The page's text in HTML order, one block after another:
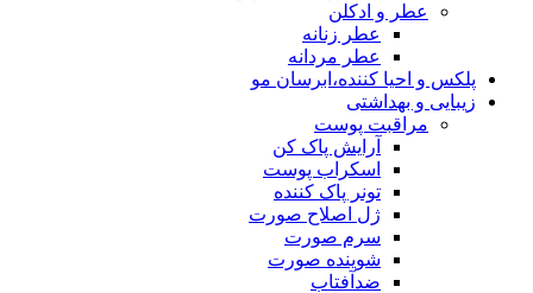
عطر و ادکلن
عطر زنانه
عطر مردانه
پلکس و احیا کننده،ابرسان مو
زیبایی و بهداشتی
مراقبت پوست
آرایش پاک کن
اسکراب پوست
تونر پاک کننده
ژل اصلاح صورت
سرم صورت
شوینده صورت
ضدآفتاب